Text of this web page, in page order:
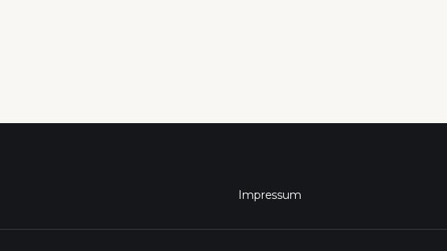
Impressum